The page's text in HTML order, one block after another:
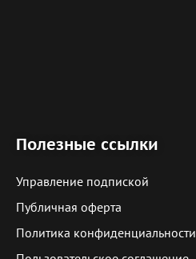
Полезные ссылки
Управление подпиской
Публичная оферта
Политика конфиденциальности